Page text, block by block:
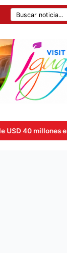
tras la